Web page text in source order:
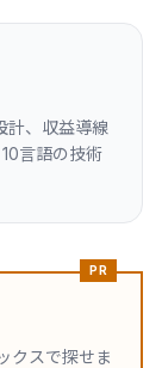
、収益導線
言語の技術
PR
クスで探せま